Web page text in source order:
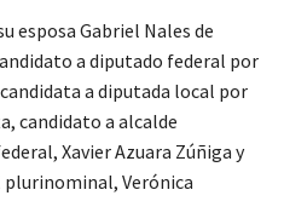
esposa Gabriel Nales de
a diputado federal por
a diputada local por
candidato a alcalde
Xavier Azuara Zúñiga y
plurinominal, Verónica